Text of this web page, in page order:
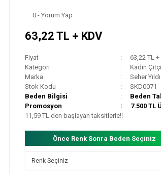
0 - Yorum Yap
63,22 TL + KDV
Fiyat
63,22 TL +
Kategori
Kadın
Marka
Seher
Stok Kodu
SKD0071
Beden Bilgisi
Beden
Promosyon
7.500 TL
11,59 TL den başlayan taksitlerle!!
Önce Renk Sonra Beden Seçiniz